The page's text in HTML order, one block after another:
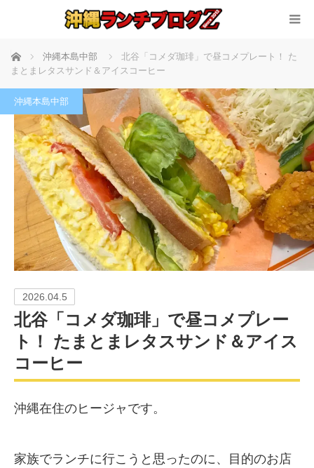
ホーム 沖縄本島中部
北谷「コメダ珈琲」で昼コメプレート！ た
まとまレタスサンド＆アイスコーヒー
沖縄本島中部
2026.04.5
北谷「コメダ珈琲」で昼コメプレー
ト！ たまとまレタスサンド＆アイス
コーヒー
沖縄在住のヒージャです。
家族でランチに行こうと思ったのに、目的のお店